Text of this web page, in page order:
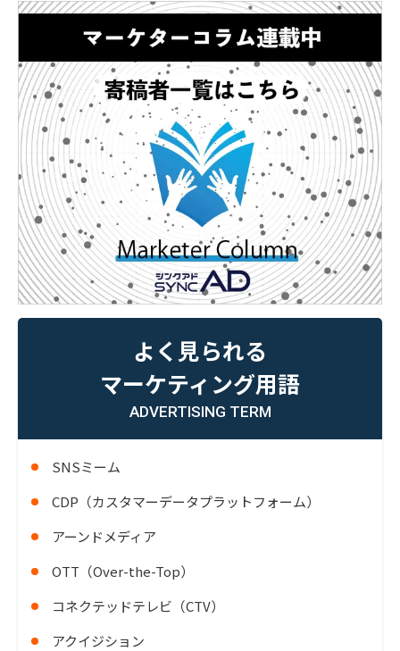
よく見られる
マーケティング用語
ADVERTISING TERM
SNSミーム
CDP（カスタマーデータプラットフォーム）
アーンドメディア
OTT（Over-the-Top）
コネクテッドテレビ（CTV）
アクイジション